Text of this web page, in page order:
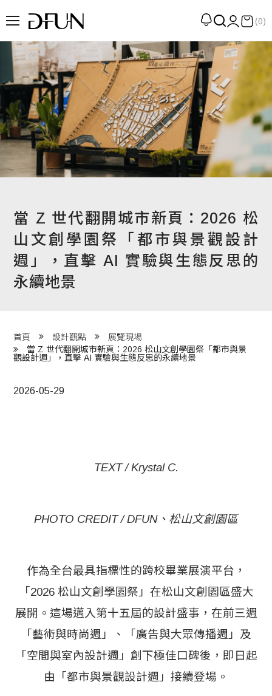
劃
點
察
案
場
訪
選品
藏 Cover Archives
團 Square Rich
(0)
當 Z 世代翻開城市新頁：2026 松
山文創學園祭「都市與景觀設計
週」，直擊 AI 實驗與生態反思的
永續地景
首頁 設計觀點
展覽現場
當 Z 世代翻開城市新頁：2026 松山文創學園祭「都市與景
觀設計週」，直擊 AI 實驗與生態反思的永續地景
2026-05-29
TEXT / Krystal C.
PHOTO CREDIT / DFUN、松山文創園區
作為全台最具指標性的跨校畢業展演平台，
「2026 松山文創學園祭」在松山文創園區盛大
展開。這場邁入第十五屆的設計盛事，在前三週
「藝術與時尚週」、「廣告與大眾傳播週」及
「空間與室內設計週」創下極佳口碑後，即日起
由「都市與景觀設計週」接續登場。